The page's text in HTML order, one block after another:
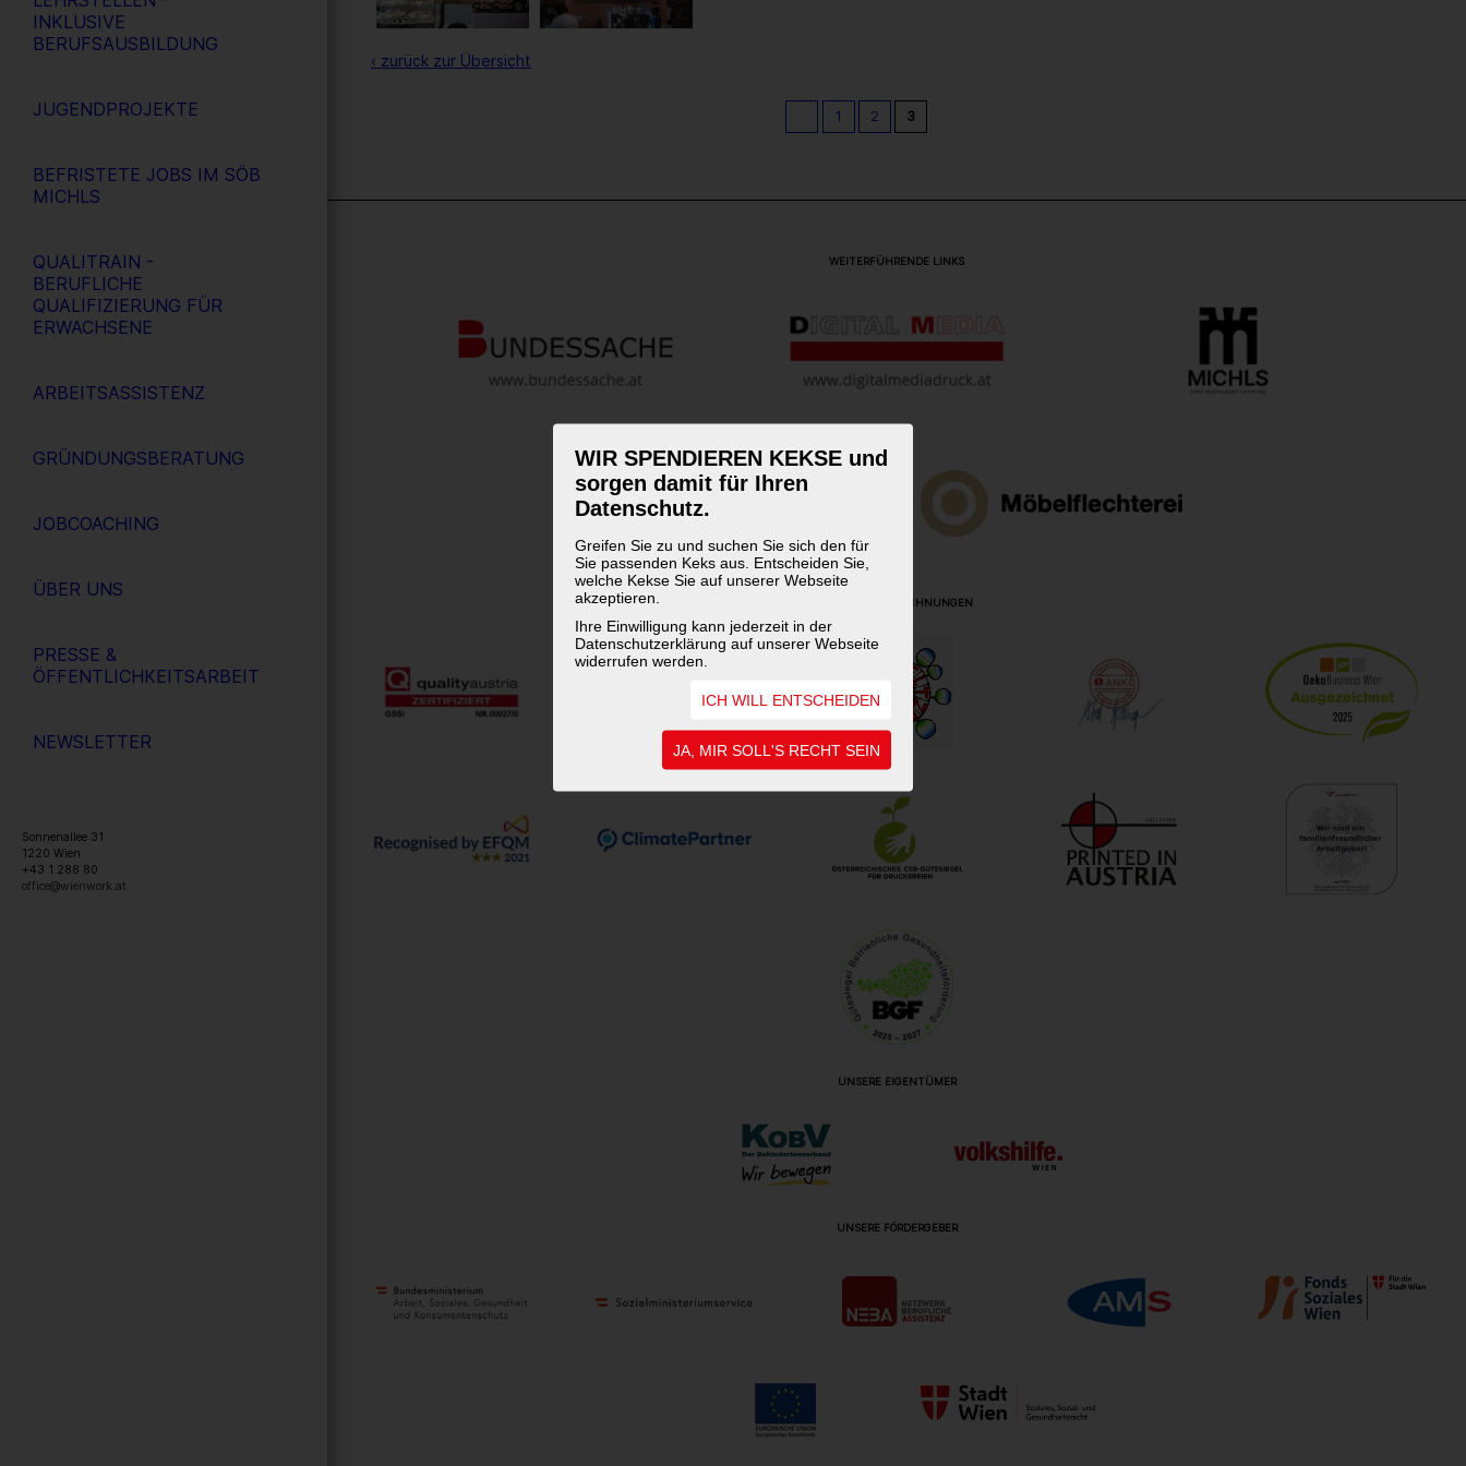
WIR SPENDIEREN KEKSE und
sorgen damit für Ihren
Datenschutz.
Greifen Sie zu und suchen Sie sich den für
Sie passenden Keks aus. Entscheiden Sie,
welche Kekse Sie auf unserer Webseite
akzeptieren.
Ihre Einwilligung kann jederzeit in der
Datenschutzerklärung auf unserer Webseite
widerrufen werden.
ICH WILL ENTSCHEIDEN
JA, MIR SOLL'S RECHT SEIN
INKLUSIVE
BERUFSAUSBILDUNG
JUGENDPROJEKTE
BEFRISTETE JOBS IM SÖB
MICHLS
QUALITRAIN -
BERUFLICHE
QUALIFIZIERUNG FÜR
ERWACHSENE
ARBEITSASSISTENZ
GRÜNDUNGSBERATUNG
JOBCOACHING
ÜBER UNS
PRESSE &
ÖFFENTLICHKEITSARBEIT
NEWSLETTER
Sonnenallee 31
1220 Wien
+43 1 288 80
office@wienwork.at
‹ zurück zur Übersicht
1 2 3
WEITERFÜHRENDE LINKS
UNSERE AUSZEICHNUNGEN
UNSERE EIGENTÜMER
UNSERE FÖRDERGEBER